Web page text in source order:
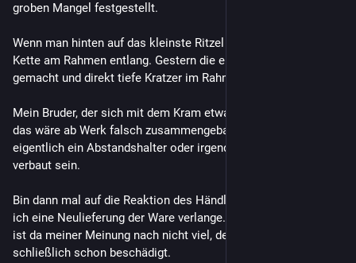
groben Mangel festgestellt.
Wenn man hinten auf das kleinste Ritzel schaltet, schrabbt die
Kette am Rahmen entlang. Gestern die ersten Fahrten
gemacht und direkt tiefe Kratzer im Rahmen entstanden.
Mein Bruder, der sich mit dem Kram etwas auskennt, meinte,
das wäre ab Werk falsch zusammengebaut. Da müsste
eigentlich ein Abstandshalter oder irgendetwas in der Art
verbaut sein.
Bin dann mal auf die Reaktion des Händlers gespannt, wenn
ich eine Neulieferung der Ware verlange. Mit einer Reparatur
ist da meiner Meinung nach nicht viel, der Rahmen ist
schließlich schon beschädigt.